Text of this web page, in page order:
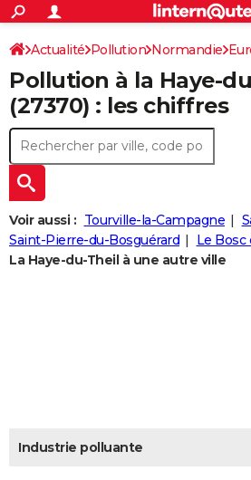
ACTUALITÉS
Politique
Société
Faits Divers
Education
Monde
Villes
+
SPORT
Coupe du monde 2026
Football
Tennis
Cyclisme
Rugby
Forum
Programme TV
TNT
Streaming
Cinéma
Sorties cinéma
Musique
+
FINANCE
Retraite
Impôts
Epargne
Immobilier
Risques naturels par ville
Banque
Assurance
Crédit
AUTO
Essais
Réserver un essai
Citadines
Berlines
SUV
Forum auto
+
HIGH-TECH
Mobiles
Meilleur smartphone
Internet
Ordinateurs
Jeux vidéo
Guide high-tech
+
BRICOLAGE
S'inscrire
Connexion
Actualité Pollution Normandie
Pollution à la Haye-
(27370) : les chiffres
Voir aussi : Tourville-la-Campagne
Saint-Pierre-du-Bosguérard
Le Bosc
La Haye-du-Theil à une autre ville
Industrie polluante